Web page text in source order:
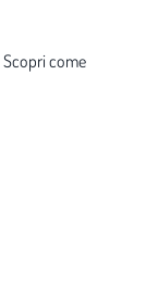
Scopri come